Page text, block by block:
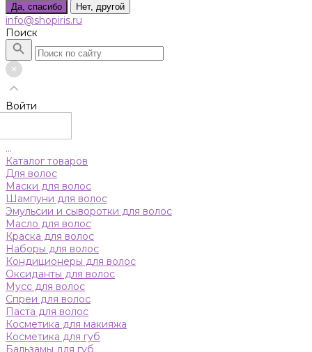
Да, спасибо Нет, другой
info@shopiris.ru
Поиск
Войти
...
Каталог товаров
Для волос
Маски для волос
Шампуни для волос
Эмульсии и сыворотки для волос
Масло для волос
Краска для волос
Наборы для волос
Кондиционеры для волос
Оксиданты для волос
Мусс для волос
Спреи для волос
Паста для волос
Косметика для макияжа
Косметика для губ
Бальзамы для губ